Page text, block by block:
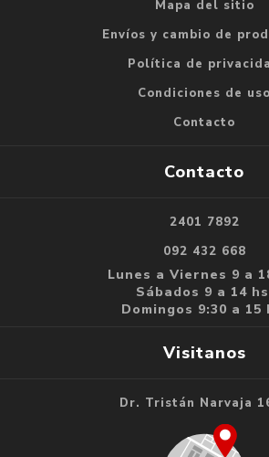
Mapa del sitio
Envíos y cambio de
Política de
Condiciones de uso
Contacto
Contacto
2401 7892
092 432 668
Lunes a Viernes 9 a
Sábados 9 a 14
Domingos 9:30 a 15
Visitanos
Dr. Tristán Narvaja